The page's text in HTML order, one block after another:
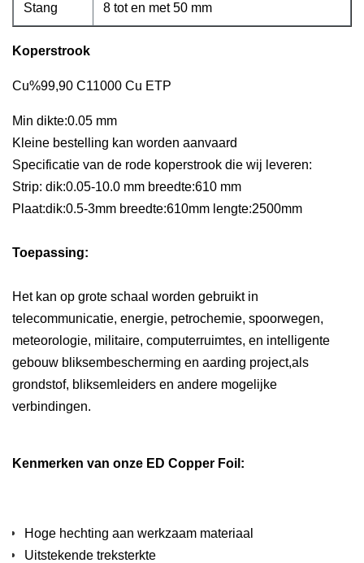
Stang 8 tot en met 50 mm
Koperstrook
Cu%99,90 C11000 Cu ETP
Min dikte:0.05 mm
Kleine bestelling kan worden aanvaard
Specificatie van de rode koperstrook die wij leveren:
Strip: dik:0.05-10.0 mm breedte:610 mm
Plaat:dik:0.5-3mm breedte:610mm lengte:2500mm
Toepassing:
Het kan op grote schaal worden gebruikt in
telecommunicatie, energie, petrochemie, spoorwegen,
meteorologie, militaire, computerruimtes, en intelligente
gebouw bliksembescherming en aarding project,als
grondstof, bliksemleiders en andere mogelijke
verbindingen.
Kenmerken van onze ED Copper Foil:
Hoge hechting aan werkzaam materiaal
Uitstekende treksterkte